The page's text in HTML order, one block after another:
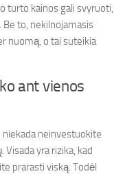
turto kainos gali svyruoti,
Be to, nekilnojamasis
nuomą, o tai suteikia
ant vienos
neinvestuokite
yra rizika, kad
prarasti viską. Todėl